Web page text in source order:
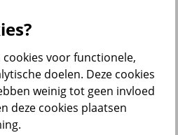
voor functionele,
doelen. Deze cookies
weinig tot geen invloed
deze cookies plaatsen